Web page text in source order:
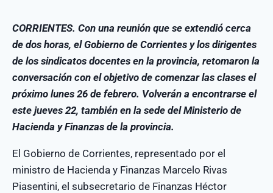
CORRIENTES. Con una reunión que se extendió cerca
de dos horas, el Gobierno de Corrientes y los dirigentes
de los sindicatos docentes en la provincia, retomaron la
conversación con el objetivo de comenzar las clases el
próximo lunes 26 de febrero. Volverán a encontrarse el
este jueves 22, también en la sede del Ministerio de
Hacienda y Finanzas de la provincia.
El Gobierno de Corrientes, representado por el
ministro de Hacienda y Finanzas Marcelo Rivas
Piasentini, el subsecretario de Finanzas Héctor